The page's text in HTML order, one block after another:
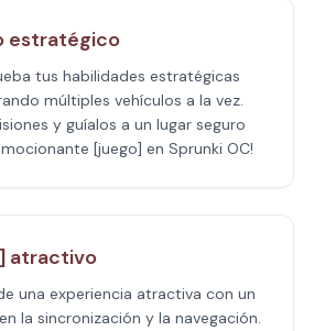
estratégico
tus habilidades estratégicas
múltiples vehículos a la vez.
y guíalos a un lugar seguro
[juego] en Sprunki OC!
atractivo
una experiencia atractiva con un
la sincronización y la navegación.